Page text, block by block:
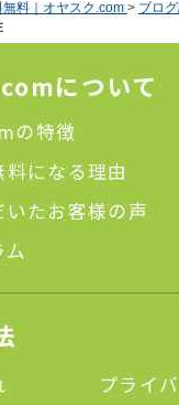
料｜オヤスク.com > ブロ
について
の特徴
になる理由
いたお客様の声
ム
プライ